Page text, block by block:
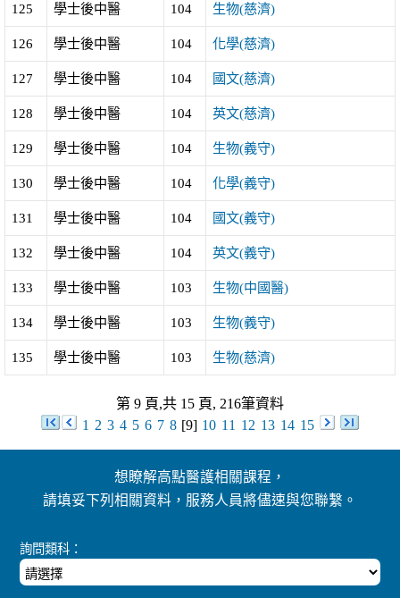
125 學士後中醫 104 生物(慈濟)
126 學士後中醫 104 化學(慈濟)
127 學士後中醫 104 國文(慈濟)
128 學士後中醫 104 英文(慈濟)
129 學士後中醫 104 生物(義守)
130 學士後中醫 104 化學(義守)
131 學士後中醫 104 國文(義守)
132 學士後中醫 104 英文(義守)
133 學士後中醫 103 生物(中國醫)
134 學士後中醫 103 生物(義守)
135 學士後中醫 103 生物(慈濟)
第 9 頁,共 15 頁, 216筆資料
1 2 3 4 5 6 7 8 [9] 10 11 12 13 14 15
想瞭解高點醫護相關課程，
請填妥下列相關資料，服務人員將儘速與您聯繫。
詢問類科：